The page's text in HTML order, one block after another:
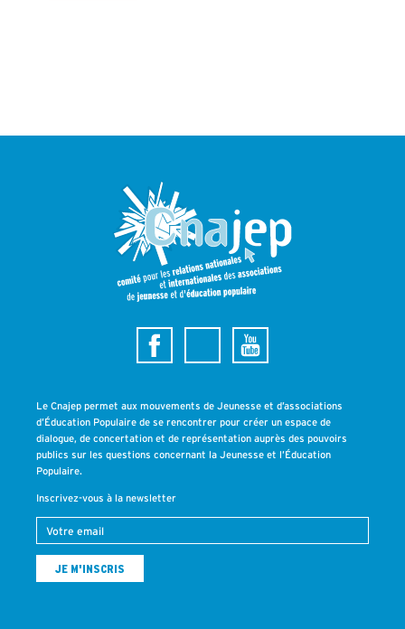
Le Cnajep permet aux mouvements de Jeunesse et d’associations
d’Éducation Populaire de se rencontrer pour créer un espace de
dialogue, de concertation et de représentation auprès des pouvoirs
publics sur les questions concernant la Jeunesse et l’Éducation
Populaire.
Inscrivez-vous à la newsletter